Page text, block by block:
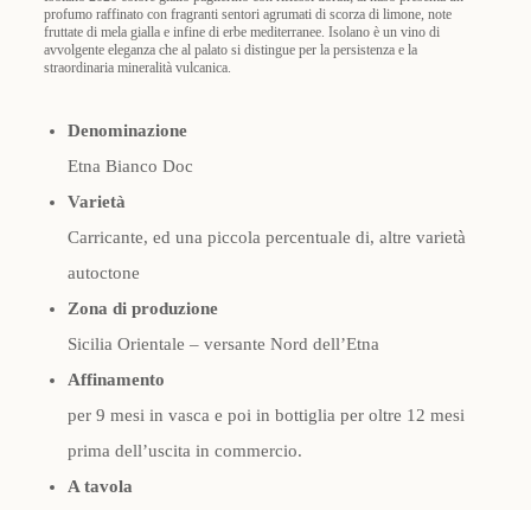
profumo raffinato con fragranti sentori agrumati di scorza di limone, note
fruttate di mela gialla e infine di erbe mediterranee. Isolano è un vino di
avvolgente eleganza che al palato si distingue per la persistenza e la
straordinaria mineralità vulcanica.
Denominazione
Etna Bianco Doc
Varietà
Carricante, ed una piccola percentuale di, altre varietà
autoctone
Zona di produzione
Sicilia Orientale – versante Nord dell’Etna
Affinamento
per 9 mesi in vasca e poi in bottiglia per oltre 12 mesi
prima dell’uscita in commercio.
A tavola